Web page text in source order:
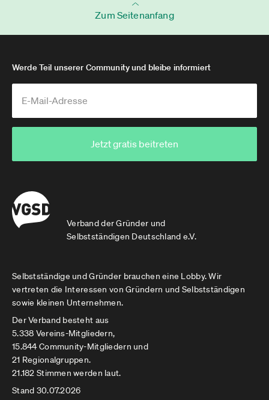
Zum Seitenanfang
Verband der Gründer und
Selbstständigen Deutschland e.V.
Werde Teil unserer Community und bleibe informiert
Jetzt gratis beitreten
Selbstständige und Gründer brauchen eine Lobby. Wir
vertreten die Interessen von Gründern und Selbstständigen
sowie kleinen Unternehmen.
Der Verband besteht aus
5.338 Vereins-Mitgliedern,
15.844 Community-Mitgliedern und
21 Regionalgruppen.
21.182 Stimmen werden laut.
Stand 30.07.2026